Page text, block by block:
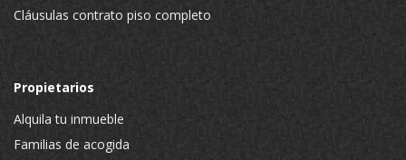
Cláusulas contrato piso completo
Propietarios
Alquila tu inmueble
Familias de acogida